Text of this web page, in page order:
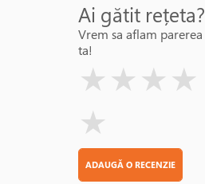
Ai gătit rețeta?
Vrem sa aflam parerea
ta!
★ ★ ★ ★
★
ADAUGĂ O RECENZIE